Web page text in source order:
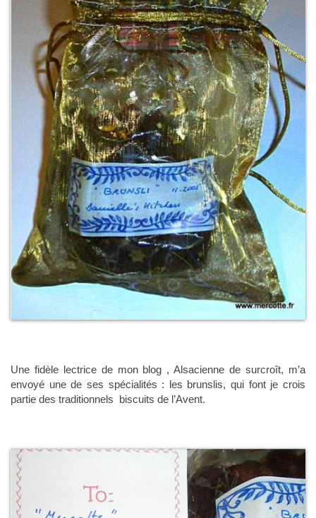
Une fidèle lectrice de mon blog , Alsacienne de surcroît, m’a
envoyé une de ses spécialités : les brunslis, qui font je crois
partie des traditionnels biscuits de l’Avent.